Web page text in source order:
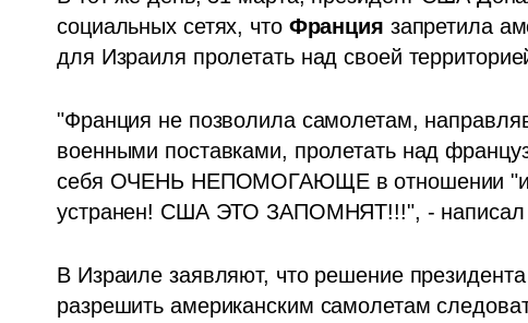
социальных сетях, что Франция запретила
для Израиля пролетать над своей
"Франция не позволила самолетам,
военными поставками, пролетать над
себя ОЧЕНЬ НЕПОМОГАЮЩЕ в отношении
устранен! США ЭТО ЗАПОМНЯТ!!!", - написал
В Израиле заявляют, что решение
разрешить американским самолетам